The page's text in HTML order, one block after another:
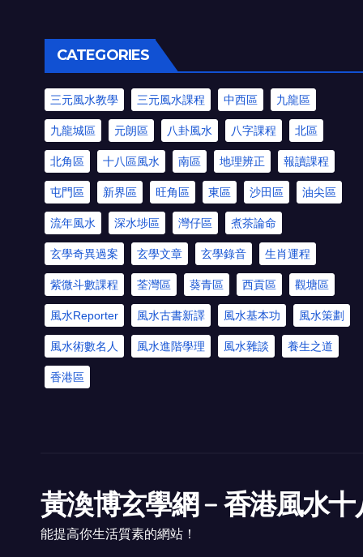
CATEGORIES
三元風水教學 三元風水課程 中西區 九龍區
九龍城區 元朗區 八卦風水 八字課程 北區
北角區 十八區風水 南區 地理辨正 報讀課程
屯門區 新界區 旺角區 東區 沙田區 油尖區
流年風水 深水埗區 灣仔區 煮茶論命
玄學奇異過案 玄學文章 玄學錄音 生肖運程
紫微斗數課程 荃灣區 葵青區 西貢區 觀塘區
風水Reporter 風水古書新譯 風水基本功 風水策劃
風水術數名人 風水進階學理 風水雜談 養生之道
香港區
黃渙博玄學網﹣香港風水十
能提高你生活質素的網站！